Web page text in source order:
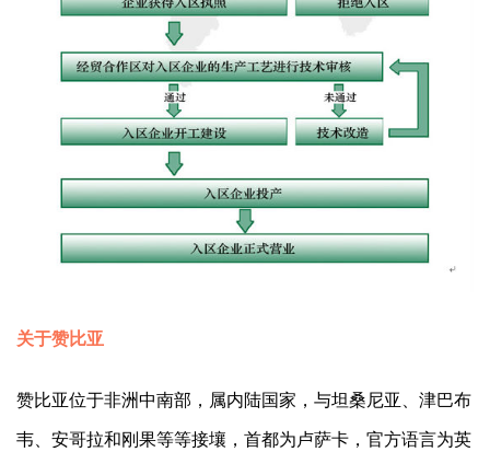
关于赞比亚
赞比亚位于非洲中南部，属内陆国家，与坦桑尼亚、津巴布
韦、安哥拉和刚果等等接壤，首都为卢萨卡，官方语言为英